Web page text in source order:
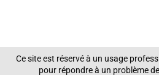
Ce site est réservé à un usage
pour répondre à un problème